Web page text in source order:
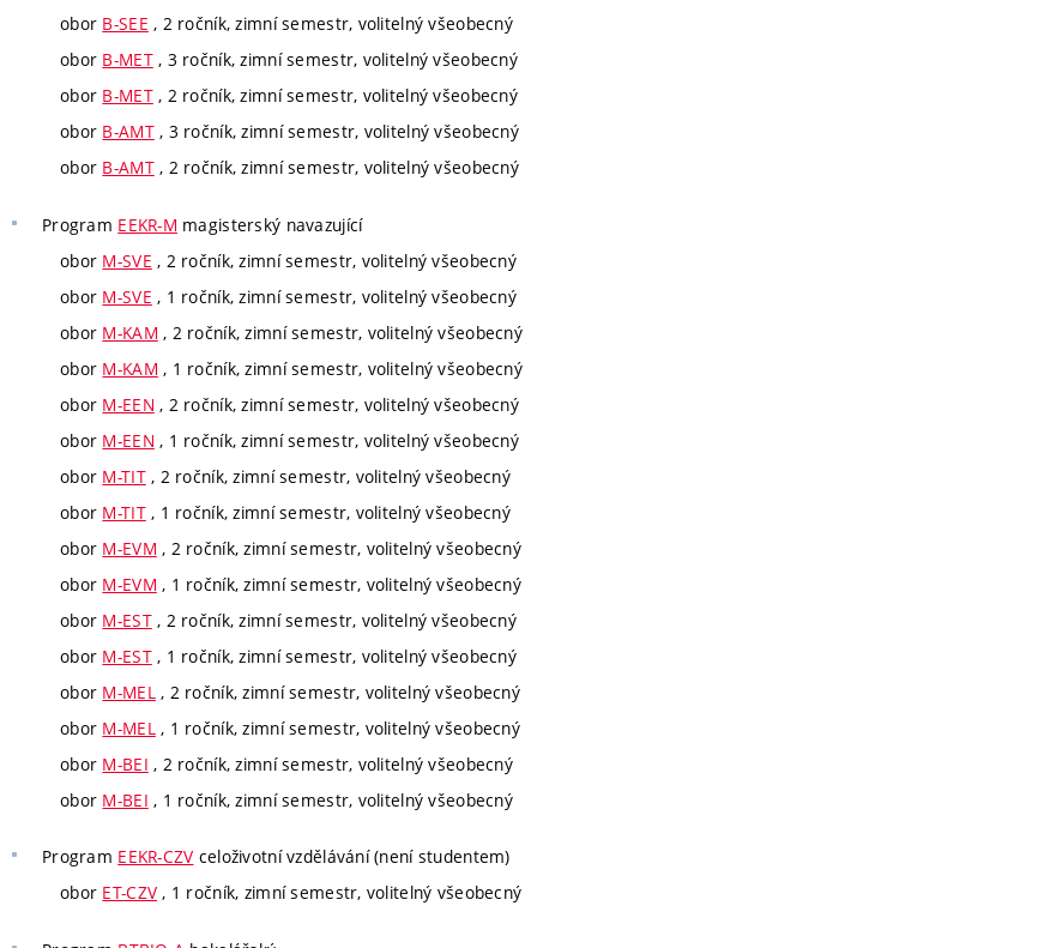
obor B-SEE , 2 ročník, zimní semestr, volitelný všeobecný
obor B-MET, 3 ročník, zimní semestr, volitelný všeobecný
obor B-MET, 2 ročník, zimní semestr, volitelný všeobecný
obor B-AMT, 3 ročník, zimní semestr, volitelný všeobecný
obor B-AMT, 2 ročník, zimní semestr, volitelný všeobecný
Program EEKR-M magisterský navazující
obor M-SVE , 2 ročník, zimní semestr, volitelný všeobecný
obor M-SVE , 1 ročník, zimní semestr, volitelný všeobecný
obor M-KAM , 2 ročník, zimní semestr, volitelný všeobecný
obor M-KAM , 1 ročník, zimní semestr, volitelný všeobecný
obor M-EEN , 2 ročník, zimní semestr, volitelný všeobecný
obor M-EEN , 1 ročník, zimní semestr, volitelný všeobecný
obor M-TIT, 2 ročník, zimní semestr, volitelný všeobecný
obor M-TIT, 1 ročník, zimní semestr, volitelný všeobecný
obor M-EVM , 2 ročník, zimní semestr, volitelný všeobecný
obor M-EVM , 1 ročník, zimní semestr, volitelný všeobecný
obor M-EST, 2 ročník, zimní semestr, volitelný všeobecný
obor M-EST, 1 ročník, zimní semestr, volitelný všeobecný
obor M-MEL , 2 ročník, zimní semestr, volitelný všeobecný
obor M-MEL , 1 ročník, zimní semestr, volitelný všeobecný
obor M-BEI , 2 ročník, zimní semestr, volitelný všeobecný
obor M-BEI , 1 ročník, zimní semestr, volitelný všeobecný
Program EEKR-CZV celoživotní vzdělávání (není studentem)
obor ET-CZV , 1 ročník, zimní semestr, volitelný všeobecný